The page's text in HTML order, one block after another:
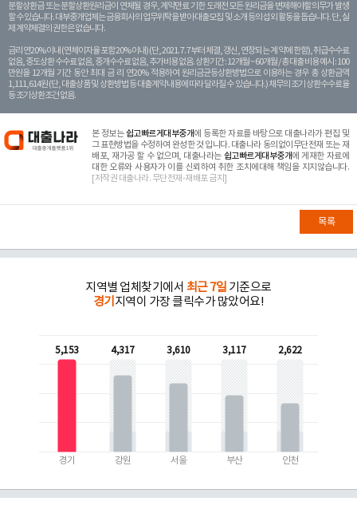
분할상환금 또는 분할상환원리금이 연체될 경우, 계약만료 기한 도래전 모든 원리금을 변제해야할 의무가 발생
할 수 있습니다. 대부중개업체는 금융회사의 업무위탁을 받아 대출모집 및 소개 등의 섭외 활동을 돕습니다. 단, 실
제 계약체결의 권한은 없습니다.
금리 연20% 이내 (연체이자율 포함 20% 이내) (단, 2021. 7. 7부터 체결, 갱신, 연장되는 계 약에 한함), 취급수수료
없음, 중도상환 수수료 없음, 중개수수료 없음, 추가비용 없음. 상환기간 : 12개월 ~ 60개월 / 총 대출 비용 예시 : 100
만원을 12개월 기간 동안 최대 금 리 연20% 적용하여 원리금균등상환방법으로 이용하는 경우 총 상환금액
1,111,614원 (단, 대출상품 및 상환방법 등 대출계약 내용에 따라 달라질 수 있습니다.) 채무의 조기 상환수수료율
등 조기상환조건 없음.
본 정보는쉽고빠르게대부중개에 등록한 자료를 바탕으로 대출나라가 편집 및
그 표현방법을 수정하여 완성한 것 입니다. 대출나라 동의없이무단전재 또는 재
배포, 재가공 할 수 없으며, 대출나라는 쉽고빠르게대부중개에 게재한 자료에
대한 오류와 사용자가 이를 신뢰하여 취한 조치에대해 책임을 지지않습니다.
[저작권 대출나라. 무단전재-재배포 금지]
목록
지역별 업체찾기에서 최근 7일 기준으로
경기 지역이 가장 클릭수가 많았어요!
5,153
경기
4,317
강원
3,610
서울
3,117
부산
2,622
인천